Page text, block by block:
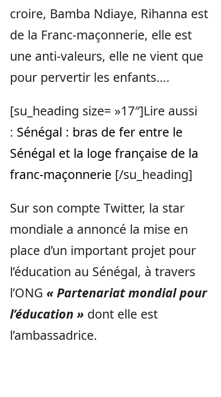
croire, Bamba Ndiaye, Rihanna est
de la Franc-maçonnerie, elle est
une anti-valeurs, elle ne vient que
pour pervertir les enfants….
[su_heading size= »17″]Lire aussi
: Sénégal : bras de fer entre le
Sénégal et la loge française de la
franc-maçonnerie [/su_heading]
Sur son compte Twitter, la star
mondiale a annoncé la mise en
place d’un important projet pour
l’éducation au Sénégal, à travers
l’ONG « Partenariat mondial pour
l’éducation » dont elle est
l’ambassadrice.